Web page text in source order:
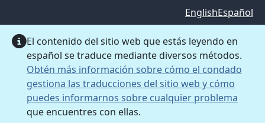
EnglishEspañol
El contenido del sitio web que estás leyendo en
español se traduce mediante diversos métodos.
Obtén más información sobre cómo el condado
gestiona las traducciones del sitio web y cómo
puedes informarnos sobre cualquier problema
que encuentres con ellas.